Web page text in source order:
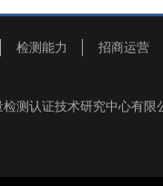
检测能力 招商运营
测认证技术研究中心有限